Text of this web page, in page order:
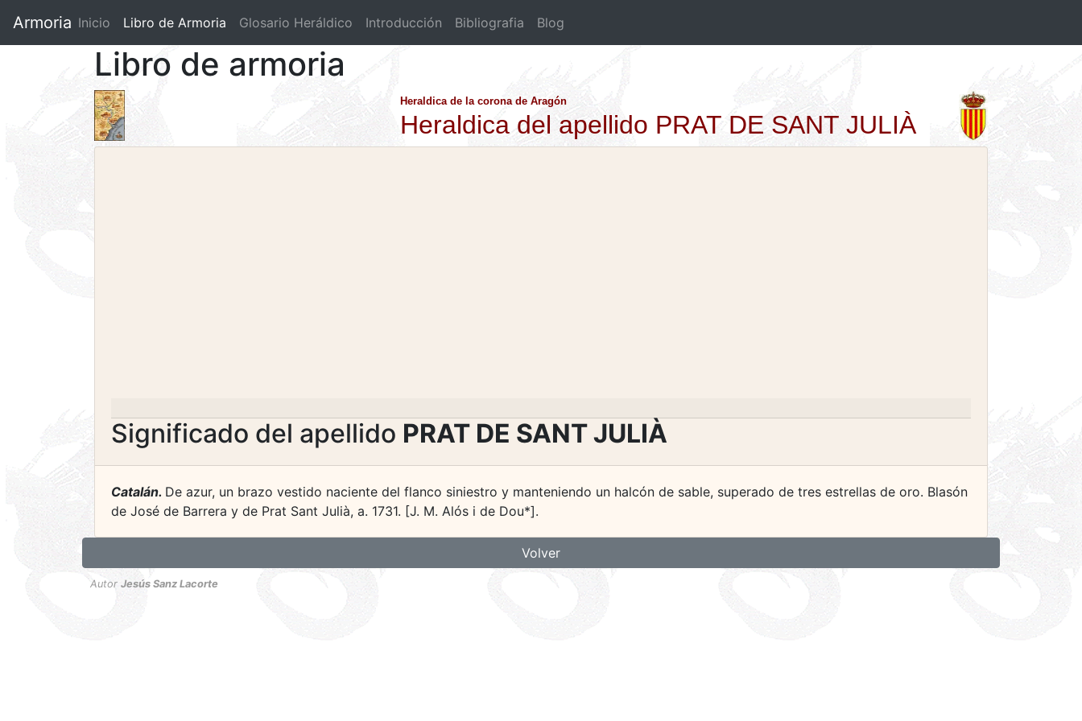
Armoria Inicio Libro de Armoria (current)
Glosario Heráldico Introducción Bibliografia Blog
Libro de armoria
Heraldica de la corona de Aragón
Heraldica del apellido PRAT DE SANT JULIÀ
Significado del apellido PRAT DE SANT JULIÀ
Catalán. De azur, un brazo vestido naciente del flanco siniestro y manteniendo un halcón de sable, superado de tres estrellas de oro. Blasón
de José de Barrera y de Prat Sant Julià, a. 1731. [J. M. Alós i de Dou*].
Volver
Autor Jesús Sanz Lacorte